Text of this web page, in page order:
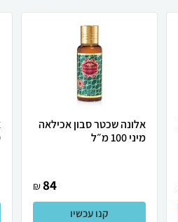
אלונה שכטר סבון אכילאה
מיני 100 מ״ל
84
₪
קנו עכשיו